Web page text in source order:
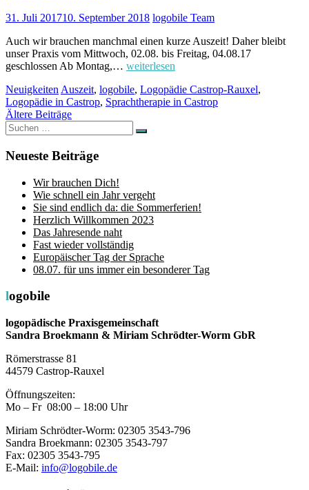
31. Juli 201710. September 2018 logobile Team
Auch wir brauchen manchmal einen kurze Auszeit! Daher bleibt
unser Praxis vom Mittwoch, 02.08. bis Freitag, 04.08.17
geschlossen Ab Montag,… weiterlesen
Neuigkeiten Auszeit, logobile, Logopädie Castrop-Rauxel,
Logopädie in Castrop, Sprachtherapie in Castrop
Beitragsnavigation
Ältere Beiträge
Suchen
nach:
Suchen
Neueste Beiträge
Wir brauchen Dich!
Wie schnell ein Jahr vergeht
Sie sind endlich da: die Sommerferien!
Herzlich Willkommen 2023
Das Jahresende naht
Fast wieder vollständig
Europäischer Tag der Sprache
08.07. für uns immer ein besonderer Tag
logobile
logopädische Praxisgemeinschaft
Sandra Broekmann & Miriam Schrödter-Worm GbR
Römerstrasse 81
44579 Castrop-Rauxel
Öffnungszeiten:
Mo – Fr 08:00 – 18:00 Uhr
Miriam Schrödter-Worm: 02305 3543-796
Sandra Broekmann: 02305 3543-797
Fax: 02305 3543-795
E-Mail: info@logobile.de